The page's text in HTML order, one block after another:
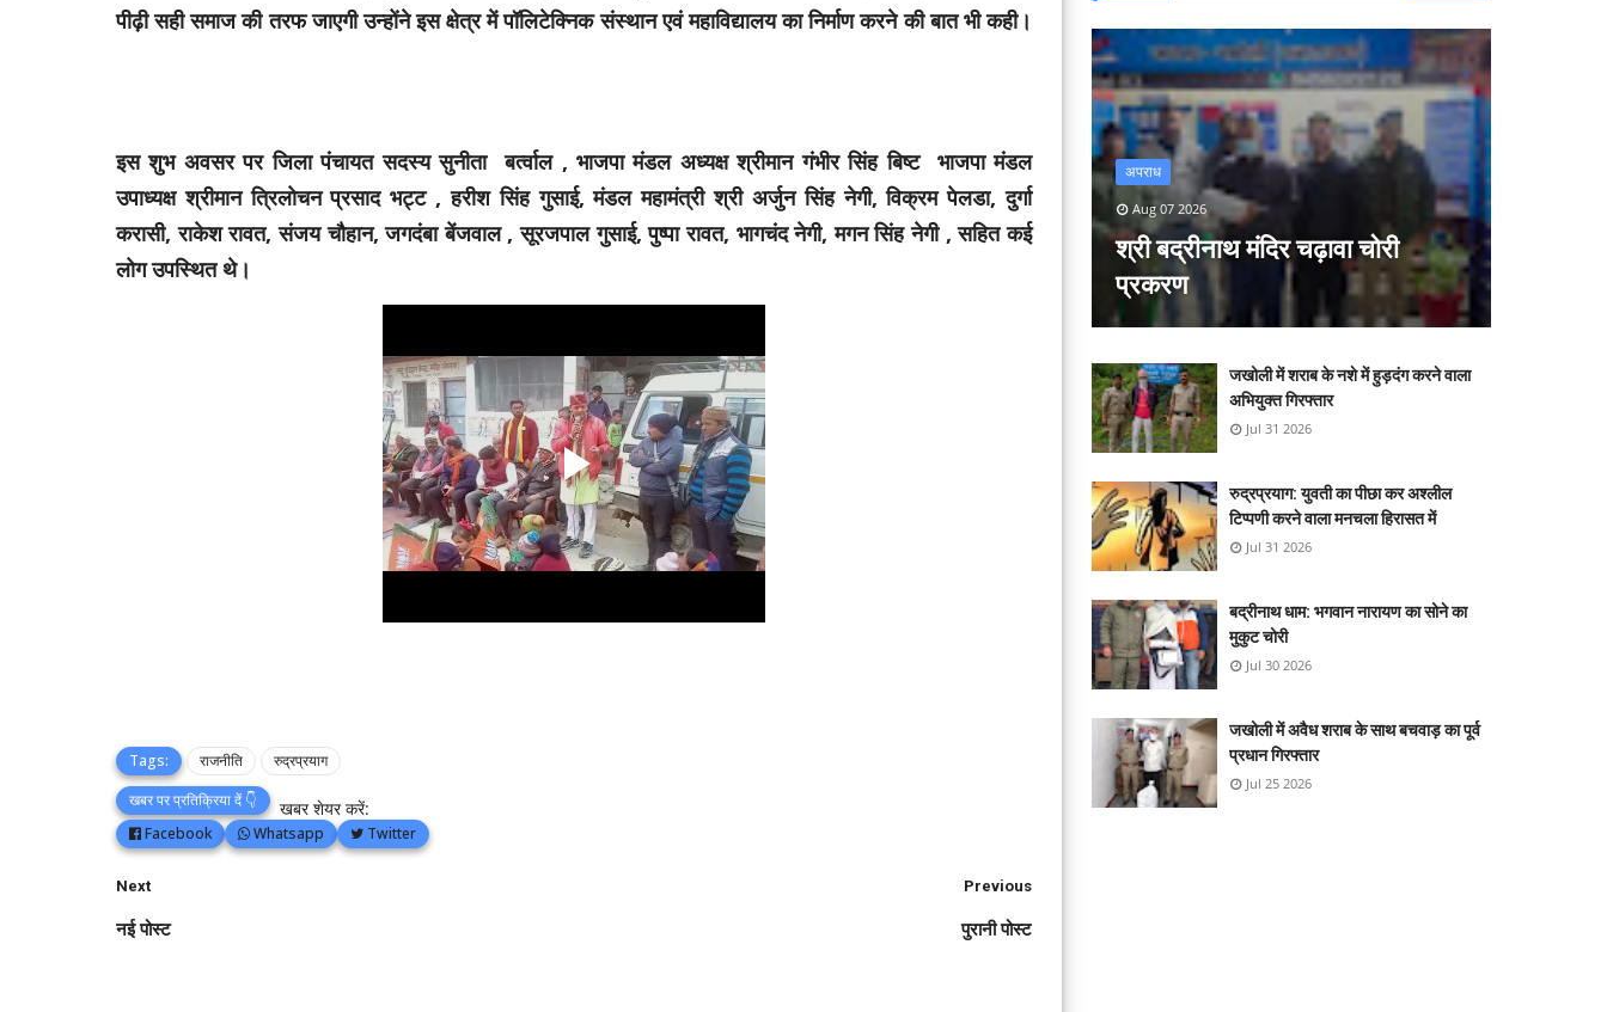
पीढ़ी सही समाज की तरफ जाएगी उन्होंने इस क्षेत्र में पॉलिटेक्निक संस्थान एवं महाविद्यालय का निर्माण करने की बात भी कही।
इस शुभ अवसर पर जिला पंचायत सदस्य सुनीता बर्त्वाल , भाजपा मंडल अध्यक्ष श्रीमान गंभीर सिंह बिष्ट भाजपा मंडल
उपाध्यक्ष श्रीमान त्रिलोचन प्रसाद भट्ट , हरीश सिंह गुसाई, मंडल महामंत्री श्री अर्जुन सिंह नेगी, विक्रम पेलडा, दुर्गा
करासी, राकेश रावत, संजय चौहान, जगदंबा बेंजवाल , सूरजपाल गुसाई, पुष्पा रावत, भागचंद नेगी, मगन सिंह नेगी , सहित कई
लोग उपस्थित थे।
Tags: राजनीति
रुद्रप्रयाग
खबर पर प्रतिक्रिया दें 👇
खबर शेयर करें:
Facebook Whatsapp Twitter
Next
नई पोस्ट
Previous
पुरानी पोस्ट
अपराध
Aug 07 2026
श्री बद्रीनाथ मंदिर चढ़ावा चोरी
प्रकरण
जखोली में शराब के नशे में हुड़दंग करने वाला
अभियुक्त गिरफ्तार
Jul 31 2026
रुद्रप्रयाग: युवती का पीछा कर अश्लील
टिप्पणी करने वाला मनचला हिरासत में
Jul 31 2026
बद्रीनाथ धाम: भगवान नारायण का सोने का
मुकुट चोरी
Jul 30 2026
जखोली में अवैध शराब के साथ बचवाड़ का पूर्व
प्रधान गिरफ्तार
Jul 25 2026